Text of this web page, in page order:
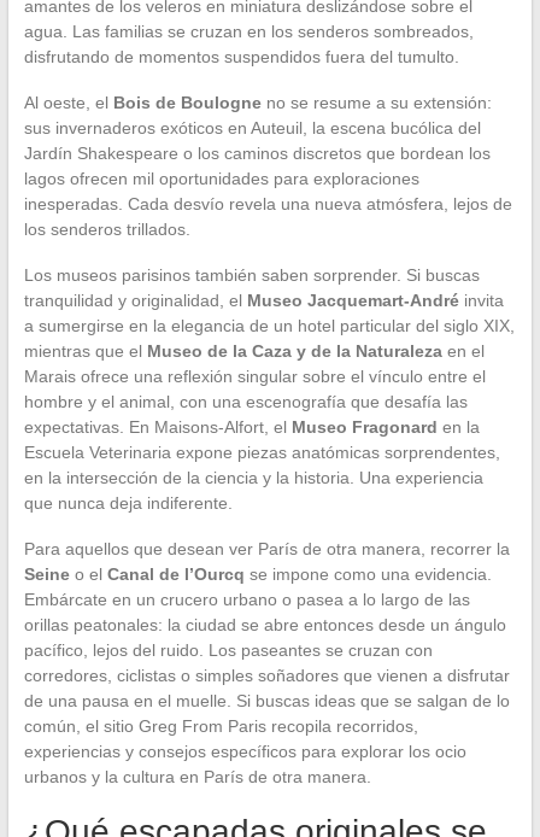
amantes de los veleros en miniatura deslizándose sobre el
agua. Las familias se cruzan en los senderos sombreados,
disfrutando de momentos suspendidos fuera del tumulto.
Al oeste, el Bois de Boulogneno se resume a su extensión:
sus invernaderos exóticos en Auteuil, la escena bucólica del
Jardín Shakespeare o los caminos discretos que bordean los
lagos ofrecen mil oportunidades para exploraciones
inesperadas. Cada desvío revela una nueva atmósfera, lejos de
los senderos trillados.
Los museos parisinos también saben sorprender. Si buscas
tranquilidad y originalidad, el Museo Jacquemart-Andréinvita
a sumergirse en la elegancia de un hotel particular del siglo XIX,
mientras que el Museo de la Caza y de la Naturalezaen el
Marais ofrece una reflexión singular sobre el vínculo entre el
hombre y el animal, con una escenografía que desafía las
expectativas. En Maisons-Alfort, el Museo Fragonard en la
Escuela Veterinaria expone piezas anatómicas sorprendentes,
en la intersección de la ciencia y la historia. Una experiencia
que nunca deja indiferente.
Para aquellos que desean ver París de otra manera, recorrer la
Seineo el Canal de l’Ourcq se impone como una evidencia.
Embárcate en un crucero urbano o pasea a lo largo de las
orillas peatonales: la ciudad se abre entonces desde un ángulo
pacífico, lejos del ruido. Los paseantes se cruzan con
corredores, ciclistas o simples soñadores que vienen a disfrutar
de una pausa en el muelle. Si buscas ideas que se salgan de lo
común, el sitio Greg From Paris recopila recorridos,
experiencias y consejos específicos para explorar los ocio
urbanos y la cultura en París de otra manera.